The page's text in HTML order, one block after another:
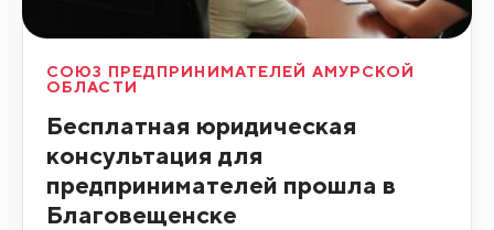
СОЮЗ ПРЕДПРИНИМАТЕЛЕЙ АМУРСКОЙ
ОБЛАСТИ
Бесплатная юридическая
консультация для
предпринимателей прошла в
Благовещенске